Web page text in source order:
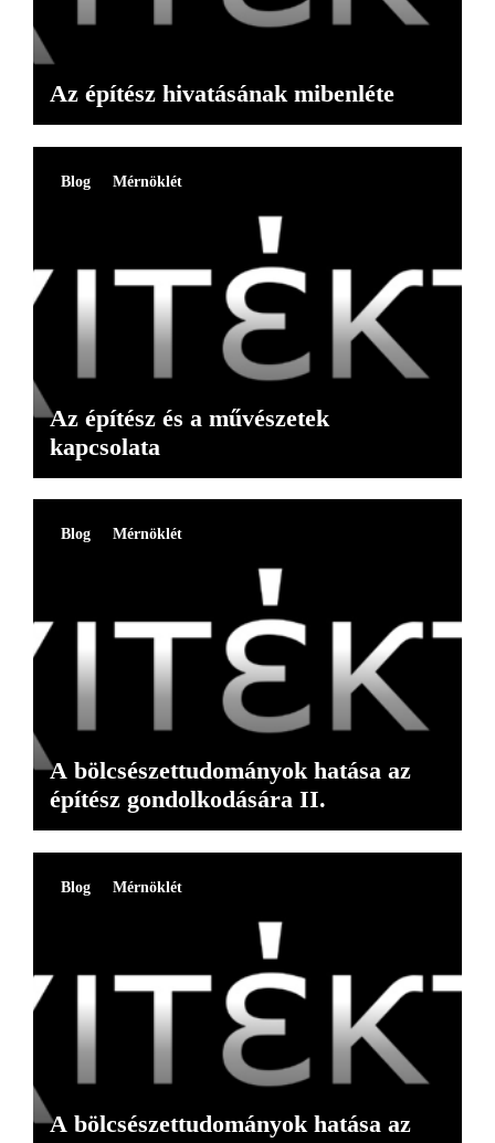
Az építész hivatásának mibenléte
Blog Mérnöklét
Az építész és a művészetek
kapcsolata
Blog Mérnöklét
A bölcsészettudományok hatása az
építész gondolkodására II.
Blog Mérnöklét
A bölcsészettudományok hatása az